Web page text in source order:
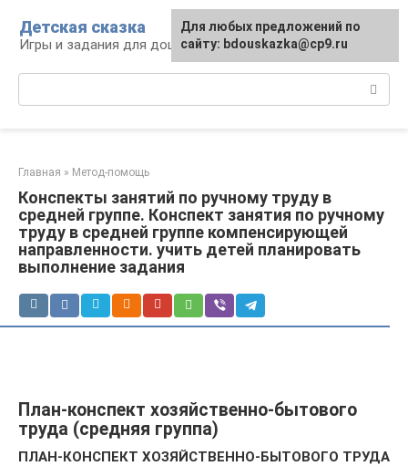
контенту
Детская сказка
Игры и задания для дошкольников
Главная » Метод-помощь
Конспекты занятий по ручному труду в
средней группе. Конспект занятия по ручному
труду в средней группе компенсирующей
направленности. учить детей планировать
выполнение задания
План-конспект хозяйственно-бытового
труда (средняя группа)
ПЛАН-КОНСПЕКТ ХОЗЯЙСТВЕННО-БЫТОВОГО ТРУДА
Для любых предложений по
сайту: bdouskazka@cp9.ru